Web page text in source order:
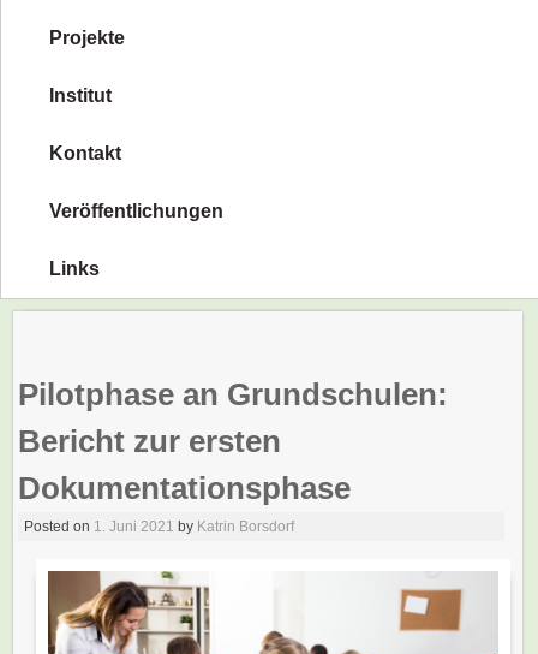
Projekte
Institut
Kontakt
Veröffentlichungen
Links
Pilotphase an Grundschulen:
Bericht zur ersten
Dokumentationsphase
Posted on 1. Juni 2021 by Katrin Borsdorf